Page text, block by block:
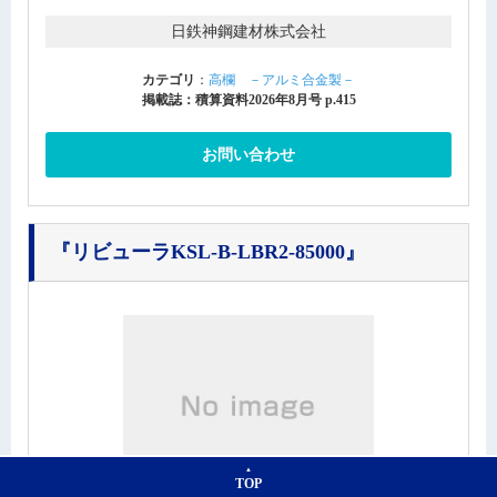
日鉄神鋼建材株式会社
カテゴリ ： 高欄 －アルミ合金製－
掲載誌：積算資料2026年8月号 p.415
お問い合わせ
『リビューラKSL-B-LBR2-85000』
TOP